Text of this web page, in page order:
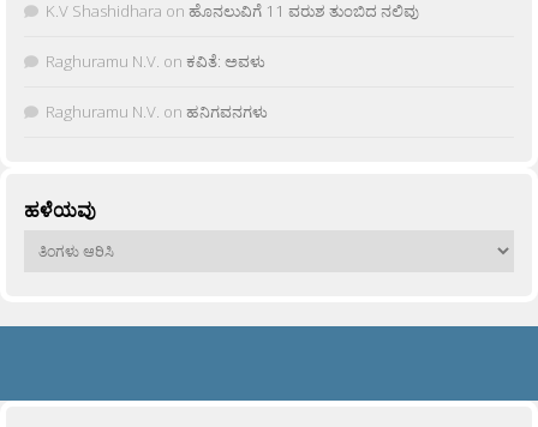
K.V Shashidhara on ಹೊನಲುವಿಗೆ 11 ವರುಶ ತುಂಬಿದ ನಲಿವು
Raghuramu N.V. on ಕವಿತೆ: ಅವಳು
Raghuramu N.V. on ಹನಿಗವನಗಳು
ಹಳೆಯವು
ಹಳೆಯವು